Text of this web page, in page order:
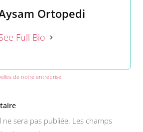
Ortopedi
Full Bio
de notre entreprise
sera pas publiée. Les champs